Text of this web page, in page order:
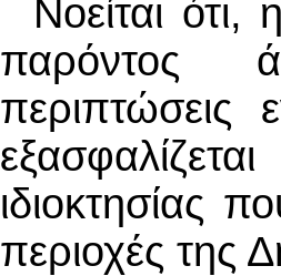
Νοείται
παρόντος
περιπτώσεις
ιδιοκτησίας
περιοχές της